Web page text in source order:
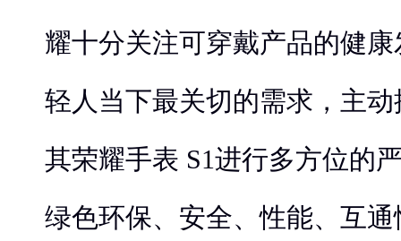
耀十分关注可穿戴产品的健
轻人当下最关切的需求，主
其荣耀手表 S1进行多方位的
绿色环保、安全、性能、互